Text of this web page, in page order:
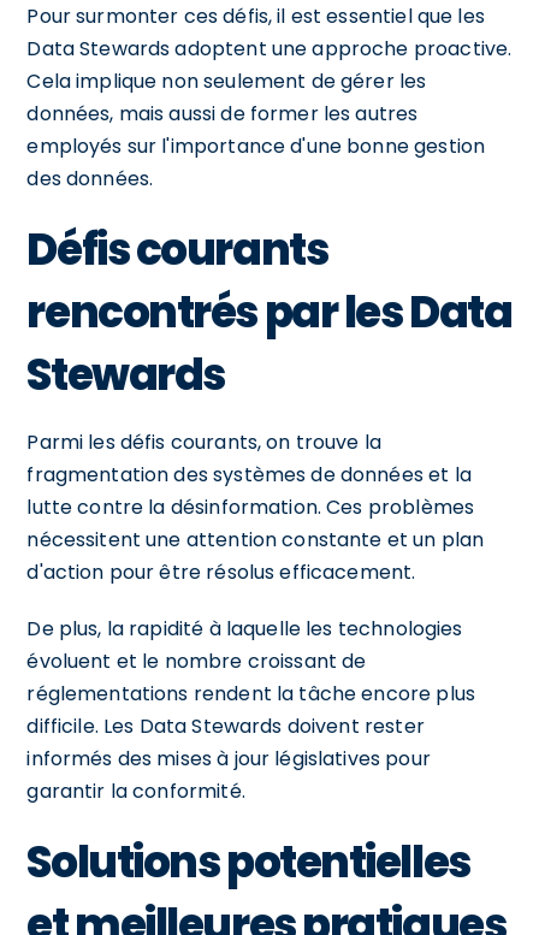
Pour surmonter ces défis, il est essentiel que les
Data Stewards adoptent une approche proactive.
Cela implique non seulement de gérer les
données, mais aussi de former les autres
employés sur l'importance d'une bonne gestion
des données.
Défis courants
rencontrés par les Data
Stewards
Parmi les défis courants, on trouve la
fragmentation des systèmes de données et la
lutte contre la désinformation. Ces problèmes
nécessitent une attention constante et un plan
d'action pour être résolus efficacement.
De plus, la rapidité à laquelle les technologies
évoluent et le nombre croissant de
réglementations rendent la tâche encore plus
difficile. Les Data Stewards doivent rester
informés des mises à jour législatives pour
garantir la conformité.
Solutions potentielles